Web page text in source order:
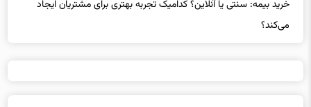
خرید بیمه: سنتی یا آنلاین؟ کدامیک تجربه بهتری برای مشتریان ایجاد
می‌کند؟